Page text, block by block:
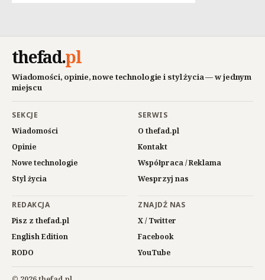
thefad.pl
Wiadomości, opinie, nowe technologie i styl życia — w jednym
miejscu
SEKCJE
Wiadomości
Opinie
Nowe technologie
Styl życia
SERWIS
O thefad.pl
Kontakt
Współpraca / Reklama
Wesprzyj nas
REDAKCJA
Pisz z thefad.pl
English Edition
RODO
ZNAJDŹ NAS
X / Twitter
Facebook
YouTube